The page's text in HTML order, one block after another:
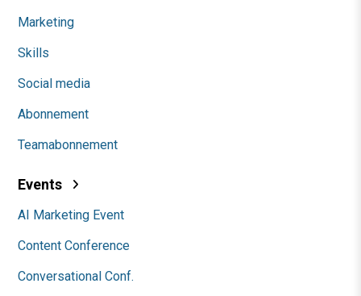
Marketing
Skills
Social media
Abonnement
Teamabonnement
Events
AI Marketing Event
Content Conference
Conversational Conf.